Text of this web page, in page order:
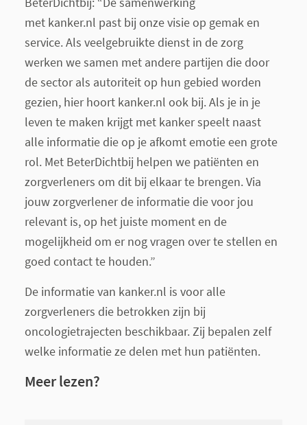
met kanker.nl past bij onze visie op gemak en
service. Als veelgebruikte dienst in de zorg
werken we samen met andere partijen die door
de sector als autoriteit op hun gebied worden
gezien, hier hoort kanker.nl ook bij. Als je in je
leven te maken krijgt met kanker speelt naast
alle informatie die op je afkomt emotie een grote
rol. Met BeterDichtbij helpen we patiënten en
zorgverleners om dit bij elkaar te brengen. Via
jouw zorgverlener de informatie die voor jou
relevant is, op het juiste moment en de
mogelijkheid om er nog vragen over te stellen en
goed contact te houden.”
De informatie van kanker.nl is voor alle
zorgverleners die betrokken zijn bij
oncologietrajecten beschikbaar. Zij bepalen zelf
welke informatie ze delen met hun patiënten.
Meer lezen?